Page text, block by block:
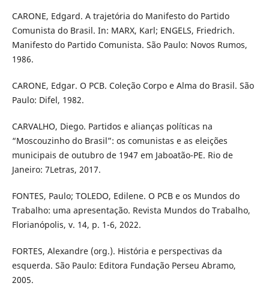
CARONE, Edgard. A trajetória do Manifesto do Partido
Comunista do Brasil. In: MARX, Karl; ENGELS, Friedrich.
Manifesto do Partido Comunista. São Paulo: Novos Rumos,
1986.
CARONE, Edgar. O PCB. Coleção Corpo e Alma do Brasil. São
Paulo: Difel, 1982.
CARVALHO, Diego. Partidos e alianças políticas na
“Moscouzinho do Brasil”: os comunistas e as eleições
municipais de outubro de 1947 em Jaboatão-PE. Rio de
Janeiro: 7Letras, 2017.
FONTES, Paulo; TOLEDO, Edilene. O PCB e os Mundos do
Trabalho: uma apresentação. Revista Mundos do Trabalho,
Florianópolis, v. 14, p. 1-6, 2022.
FORTES, Alexandre (org.). História e perspectivas da
esquerda. São Paulo: Editora Fundação Perseu Abramo,
2005.